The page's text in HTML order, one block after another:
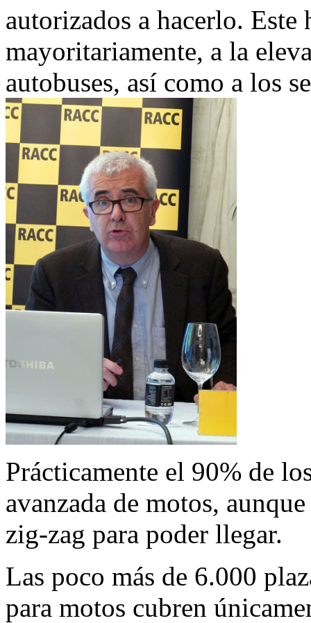
autorizados a hacerlo. Este
mayoritariamente, a la
autobuses, así como a los
Prácticamente el 90% de
avanzada de motos,
zig-zag para poder llegar.
Las poco más de 6.000
para motos cubren